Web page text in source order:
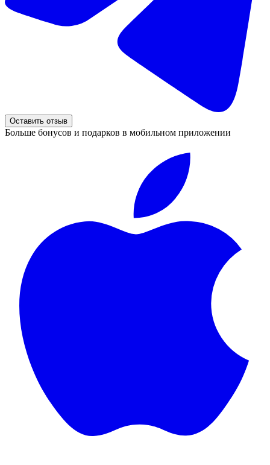
Оставить отзыв
Больше бонусов и подарков в мобильном приложении